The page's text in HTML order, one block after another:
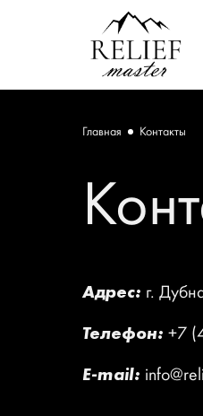
Главная Контакты
Адрес: г.
Телефон: +7
E-mail: